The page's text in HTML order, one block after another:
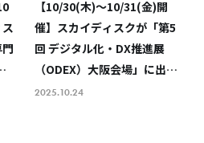
【10/30(木)～10/31(金)開
催】スカイディスクが「第5
回 デジタル化・DX推進展
（ODEX）大阪会場」に出展
します ～AI×SaaSで自治
2025.10.24